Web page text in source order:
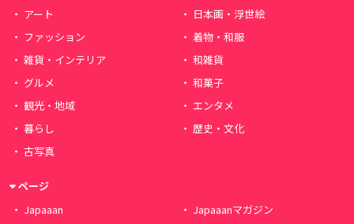
アート
日本画・浮世絵
ファッション
着物・和服
雑貨・インテリア
和雑貨
グルメ
和菓子
観光・地域
エンタメ
暮らし
歴史・文化
古写真
ページ
Japaaan
Japaaanマガジン